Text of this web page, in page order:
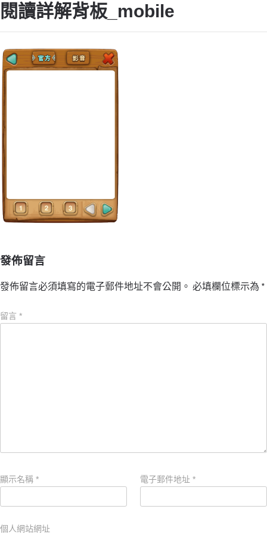
閱讀詳解背板_mobile
發佈留言
發佈留言必須填寫的電子郵件地址不會公開。 必填欄位標示為 *
留言 *
顯示名稱 * 電子郵件地址*
個人網站網址